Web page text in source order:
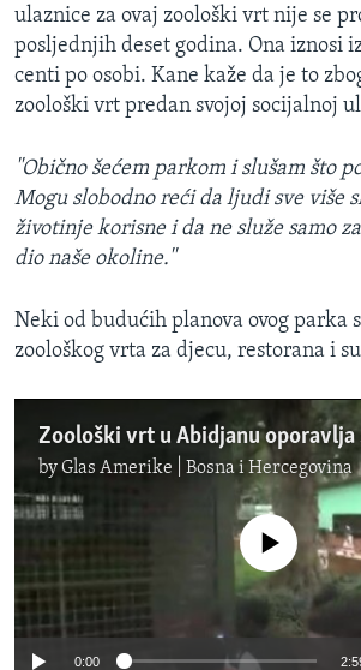
ulaznice za ovaj zoološki vrt nije se
posljednjih deset godina. Ona iznosi
centi po osobi. Kane kaže da je to
zoološki vrt predan svojoj socijalnoj
''Obično šećem parkom i slušam što
Mogu slobodno reći da ljudi sve više
životinje korisne i da ne služe samo
dio naše okoline.''
Neki od budućih planova ovog parka
zoološkog vrta za djecu, restorana i
byGlas Amerike | Bosna i Hercegovina
No media source
0:00